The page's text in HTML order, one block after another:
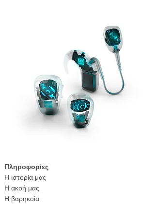
Πληροφορίες
Η ιστορία μας
Η ακοή μας
Η βαρηκοΐα